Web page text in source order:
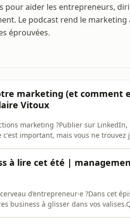
aider les entrepreneurs,
Le podcast rend le
éprouvées.
marketing (et comment
Vitoux
marketing ?Publier sur
important, mais vous ne trouvez
à lire cet été |
d’entrepreneur·e ?Dans cet
business à glisser dans vos